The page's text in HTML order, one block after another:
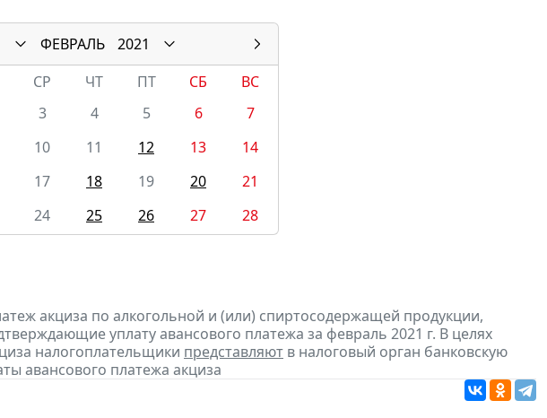
ФЕВРАЛЬ
2021
СР ЧТ ПТ СБ
ВС
3 4 5 6
7
10 11 12 13
14
17 18 19 20
21
24 25 26 27 28
акциза по алкогольной и (или) спиртосодержащей продукции,
уплату авансового платежа за февраль 2021 г. В целях
налогоплательщики представляют в налоговый орган банковскую
авансового платежа акциза